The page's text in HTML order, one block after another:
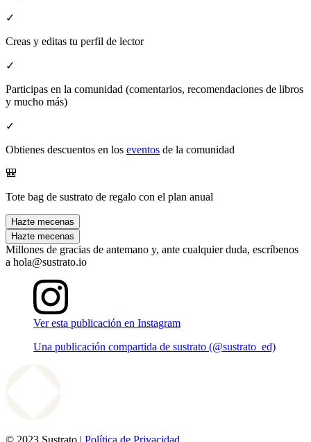
✓
Creas y editas tu perfil de lector
✓
Participas en la comunidad (comentarios, recomendaciones de libros
y mucho más)
✓
Obtienes descuentos en los eventos de la comunidad
🎒
Tote bag de sustrato de regalo con el plan anual
Hazte mecenas
Hazte mecenas
Millones de gracias de antemano y, ante cualquier duda, escríbenos
a hola@sustrato.io
Ver esta publicación en Instagram
Una publicación compartida de sustrato (@sustrato_ed)
© 2023 Sustrato | Política de Privacidad